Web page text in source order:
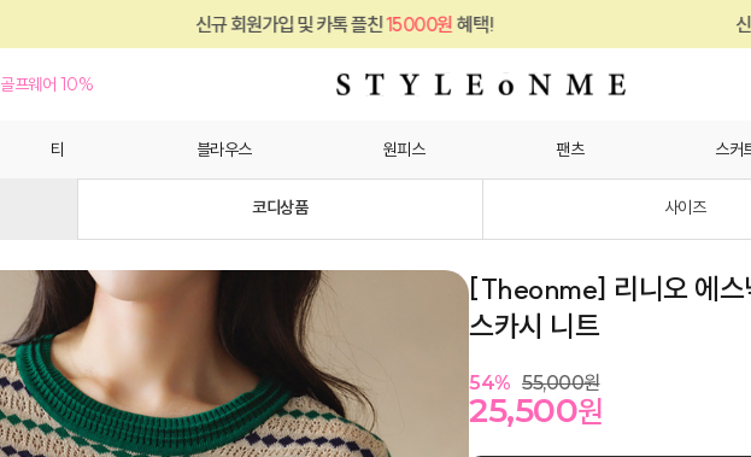
신규 회원가입 및 카톡 플친15000원혜택! 신규 회원가입 및
골프웨어 10%
티 블라우스 원피스 팬츠 스커
코디상품 사이즈
[Theonme] 리니오 에스
스카시 니트
54% 55,000원
25,500원